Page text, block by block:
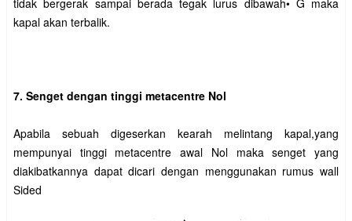
tidak bergerak sampai berada tegak lurus dibawah• G maka
kapal akan terbalik.
7. Senget dengan tinggi metacentre Nol
Apabila sebuah digeserkan kearah melintang kapal,yang
mempunyai tinggi metacentre awal Nol maka senget yang
diakibatkannya dapat dicari dengan menggunakan rumus wall
Sided